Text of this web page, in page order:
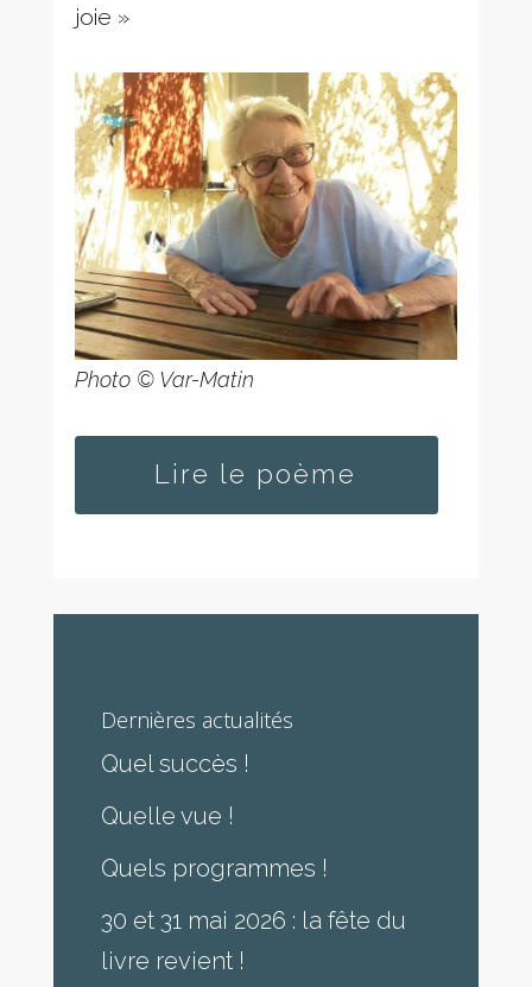
joie »
Photo © Var-Matin
Lire le poème
Dernières actualités
Quel succès !
Quelle vue !
Quels programmes !
30 et 31 mai 2026 : la fête du
livre revient !